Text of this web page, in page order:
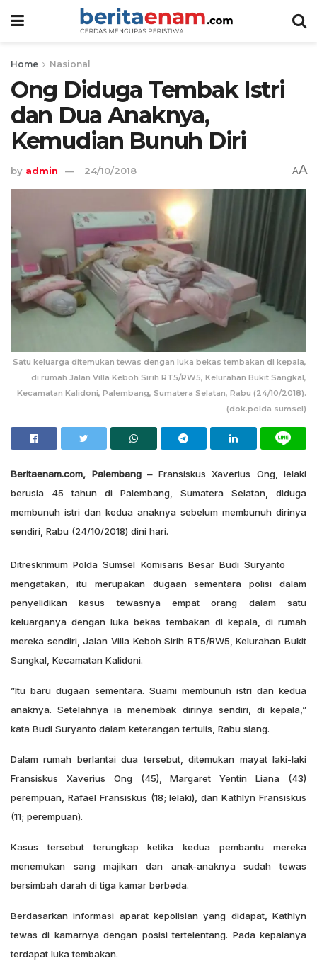
Home Nasional
Ong Diduga Tembak Istri
dan Dua Anaknya,
Kemudian Bunuh Diri
by admin 24/10/2018 AA
Satu keluarga ditemukan tewas dengan luka bekas tembakan di kepala,
di rumah Jalan Villa Keboh Sirih RT5/RW5, Kelurahan Bukit Sangkal,
Kecamatan Kalidoni, Palembang, Sumatera Selatan, Rabu (24/10/2018).
(dok.polda sumsel)
Beritaenam.com, Palembang –Fransiskus Xaverius Ong, lelaki
berusia 45 tahun di Palembang, Sumatera Selatan, diduga
membunuh istri dan kedua anaknya sebelum membunuh dirinya
sendiri, Rabu (24/10/2018) dini hari.
Ditreskrimum Polda Sumsel Komisaris Besar Budi Suryanto
mengatakan, itu merupakan dugaan sementara polisi dalam
penyelidikan kasus tewasnya empat orang dalam satu
keluarganya dengan luka bekas tembakan di kepala, di rumah
mereka sendiri, Jalan Villa Keboh Sirih RT5/RW5, Kelurahan Bukit
Sangkal, Kecamatan Kalidoni.
”Itu baru dugaan sementara. Suami membunuh istri dan kedua
anaknya. Setelahnya ia menembak dirinya sendiri, di kepala,”
kata Budi Suryanto dalam keterangan tertulis, Rabu siang.
Dalam rumah berlantai dua tersebut, ditemukan mayat laki-laki
Fransiskus Xaverius Ong (45), Margaret Yentin Liana (43)
perempuan, Rafael Fransiskus (18; lelaki), dan Kathlyn Fransiskus
(11; perempuan).
Kasus tersebut terungkap ketika kedua pembantu mereka
menemukan sang majikan dan anak-anaknya sudah tewas
bersimbah darah di tiga kamar berbeda.
Berdasarkan informasi aparat kepolisian yang didapat, Kathlyn
tewas di kamarnya dengan posisi tertelentang. Pada kepalanya
terdapat luka tembakan.